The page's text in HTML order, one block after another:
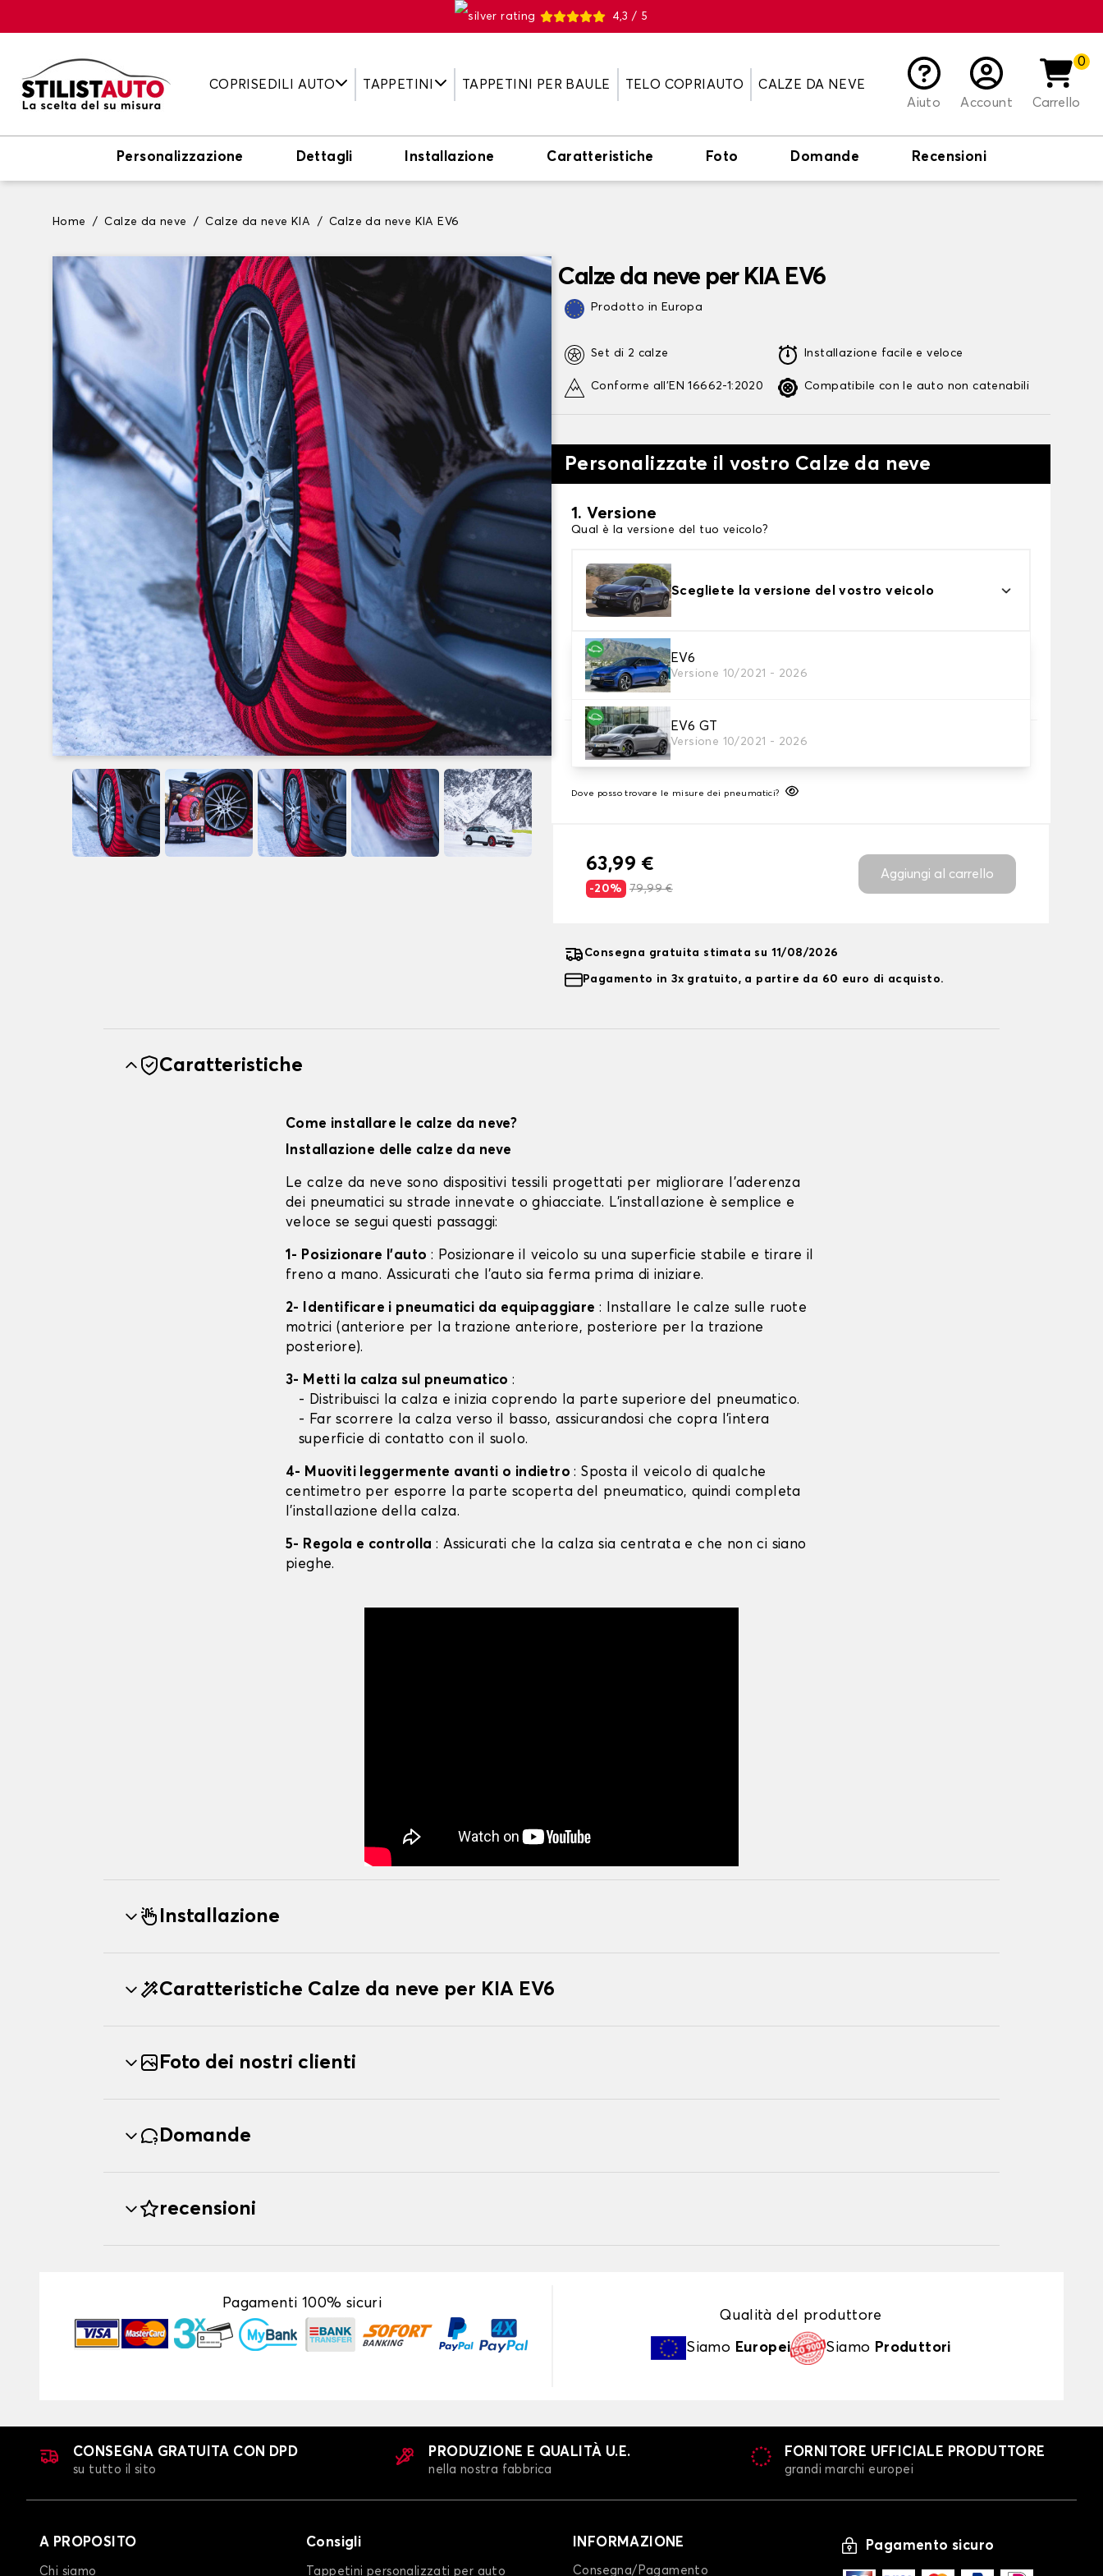
4,3 / 5
COPRISEDILI AUTO TAPPETINI TAPPETINI PER BAULE TELO COPRIAUTO
CALZE DA NEVE
Aiuto
Account
0
Carrello
Personalizzazione Dettagli Installazione Caratteristiche Foto Domande Recensioni
Home Calze da neve Calze da neve KIA Calze da neve KIA EV6
Calze da neve per KIA EV6
Prodotto in Europa
Set di 2 calze
Conforme all'EN 16662-1:2020
Installazione facile e veloce
Compatibile con le auto non catenabili
Personalizzate il vostro Calze da neve
1. Versione
Qual è la versione del tuo veicolo?
Scegliete la versione del vostro veicolo
EV6
Versione 10/2021 - 2026
EV6 GT
Versione 10/2021 - 2026
2. Finitura a calza
Scegli le calze da neve adatte alle tue necessità
3. Dimensioni
Inserire le dimensioni del pneumatico
Dove posso trovare le misure dei pneumatici?
63,99 €
-20% 79,99 €
Aggiungi al carrello
Consegna gratuita stimata su 11/08/2026
Pagamento in 3x gratuito, a partire da 60 euro di acquisto.
Caratteristiche
Come installare le calze da neve?
Installazione delle calze da neve
Le calze da neve sono dispositivi tessili progettati per migliorare l'aderenza
dei pneumatici su strade innevate o ghiacciate. L'installazione è semplice e
veloce se segui questi passaggi:
1- Posizionare l'auto : Posizionare il veicolo su una superficie stabile e tirare il
freno a mano. Assicurati che l'auto sia ferma prima di iniziare.
2- Identificare i pneumatici da equipaggiare : Installare le calze sulle ruote
motrici (anteriore per la trazione anteriore, posteriore per la trazione
posteriore).
3- Metti la calza sul pneumatico:
- Distribuisci la calza e inizia coprendo la parte superiore del pneumatico.
- Far scorrere la calza verso il basso, assicurandosi che copra l'intera
superficie di contatto con il suolo.
4- Muoviti leggermente avanti o indietro: Sposta il veicolo di qualche
centimetro per esporre la parte scoperta del pneumatico, quindi completa
l'installazione della calza.
5- Regola e controlla : Assicurati che la calza sia centrata e che non ci siano
pieghe.
Installazione
Caratteristiche Calze da neve per KIA EV6
Foto dei nostri clienti
Domande
recensioni
Pagamenti 100% sicuri
Qualità del produttore
Siamo Europei Siamo Produttori
CONSEGNA GRATUITA CON DPD
su tutto il sito
PRODUZIONE E QUALITÀ U.E.
nella nostra fabbrica
FORNITORE UFFICIALE PRODUTTORE
grandi marchi europei
A PROPOSITO
Chi siamo
Consigli
Tappetini personalizzati per auto
INFORMAZIONE
Consegna/Pagamento
Pagamento sicuro